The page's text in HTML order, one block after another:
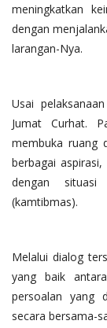
meningkatkan
dengan
larangan-Nya.
Usai
Jumat Curhat.
membuka ruang
berbagai
dengan situasi
(kamtibmas).
Melalui dialog
yang baik
persoalan yang
secara bersama-